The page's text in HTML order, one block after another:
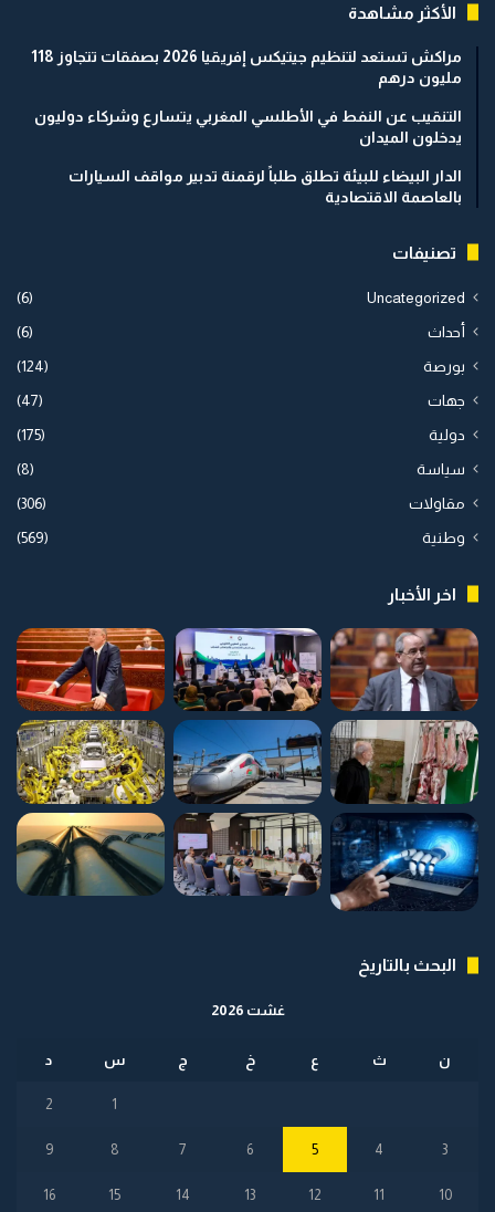
الأكثر مشاهدة
مراكش تستعد لتنظيم جيتيكس إفريقيا 2026 بصفقات تتجاوز 118
مليون درهم
التنقيب عن النفط في الأطلسي المغربي يتسارع وشركاء دوليون
يدخلون الميدان
الدار البيضاء للبيئة تطلق طلباً لرقمنة تدبير مواقف السيارات
بالعاصمة الاقتصادية
تصنيفات
Uncategorized
(6)
أحداث (6)
بورصة (124)
جهات (47)
دولية (175)
سياسة (8)
مقاولات (306)
وطنية (569)
اخر الأخبار
البحث بالتاريخ
غشت 2026
ن ث ع خ ج س د
1
2
3
4
5
6
7
8
9
10
11
12
13
14
15
16